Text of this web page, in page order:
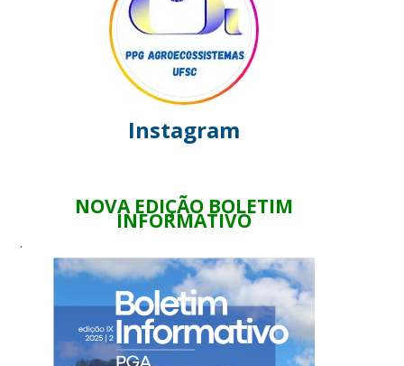
Instagram
NOVA EDIÇÃO BOLETIM
INFORMATIVO
.